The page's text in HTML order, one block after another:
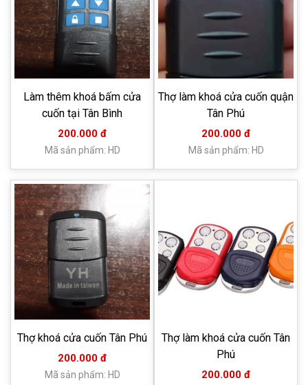
Làm thêm khoá bấm cửa
cuốn tại Tân Bình
200.000 đ
Mã sản phẩm: HD
Thợ làm khoá cửa cuốn quận
Tân Phú
200.000 đ
Mã sản phẩm: HD
Thợ khoá cửa cuốn Tân Phú
200.000 đ
Mã sản phẩm: HD
Thợ làm khoá cửa cuốn Tân
Phú
200.000 đ